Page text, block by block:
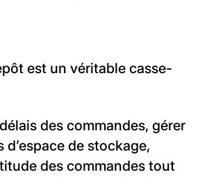
est un véritable casse-
des commandes, gérer
de stockage,
des commandes tout